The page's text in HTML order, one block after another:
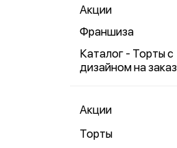
Акции
Франшиза
Каталог - Торты с
дизайном на заказ
Акции
Торты